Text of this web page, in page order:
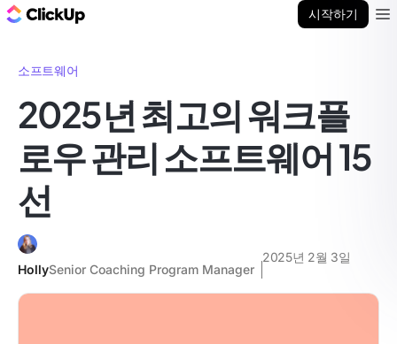
시작하기
소프트웨어
2025년 최고의 워크플
로우 관리 소프트웨어 15
선
HollySenior Coaching Program Manager
2025년 2월 3일